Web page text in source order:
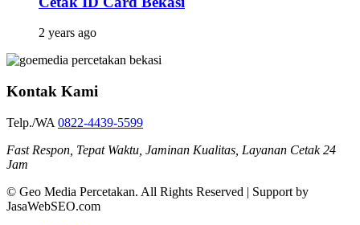
2 years ago
Kontak Kami
Telp./WA 0822-4439-5599
Fast Respon, Tepat Waktu, Jaminan Kualitas, Layanan Cetak 24
Jam
© Geo Media Percetakan. All Rights Reserved | Support by
JasaWebSEO.com